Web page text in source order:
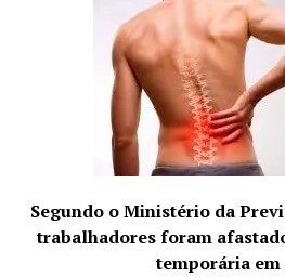
O sentido das agulhas, o tempo
também podem variar conforme
específico. Condições de excesso
tratadas com estimulações
demoradas, ao passo que
deficiência pedem manobras de
se retira totalmente a agulha,
solavancos para cima e para
áspera da agulha), giros de um
Segundo o Ministério da
trabalhadores foram
temporária em